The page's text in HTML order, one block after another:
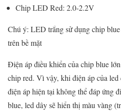
Chip LED Red: 2.0-2.2V
Chú ý: LED trắng sử dụng chip
trên bề mặt
Điện áp điều khiển của chip blue
chip red. Vì vậy, khi điện áp của
điện áp hiện tại không thể đáp ứng
blue, led dây sẽ hiển thị màu vàng